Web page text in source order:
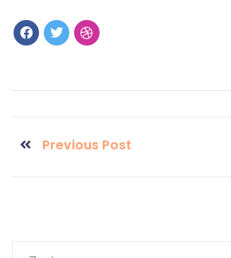
Previous Post